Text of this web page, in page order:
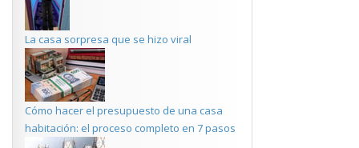
La casa sorpresa que se hizo viral
Cómo hacer el presupuesto de una casa
habitación: el proceso completo en 7 pasos